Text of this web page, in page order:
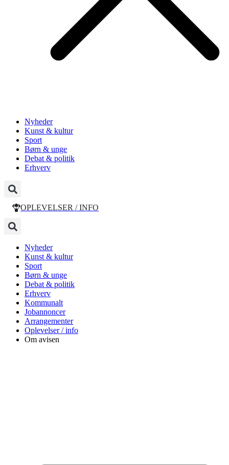
Nyheder
Kunst & kultur
Sport
Børn & unge
Debat & politik
Erhverv
OPLEVELSER / INFO
Nyheder
Kunst & kultur
Sport
Børn & unge
Debat & politik
Erhverv
Kommunalt
Jobannoncer
Arrangementer
Oplevelser / info
Om avisen